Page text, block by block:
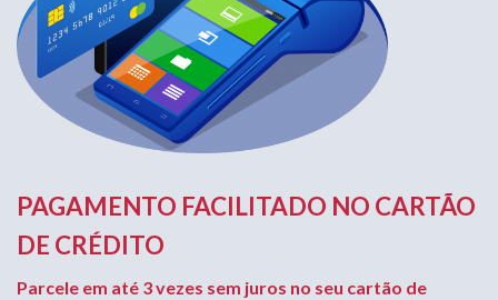
PAGAMENTO FACILITADO NO CARTÃO
DE CRÉDITO
Parcele em até 3 vezes sem juros no seu cartão de